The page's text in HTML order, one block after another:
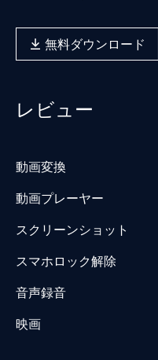
無料ダウンロード
レビュー
動画変換
動画プレーヤー
スクリーンショット
スマホロック解除
音声録音
映画